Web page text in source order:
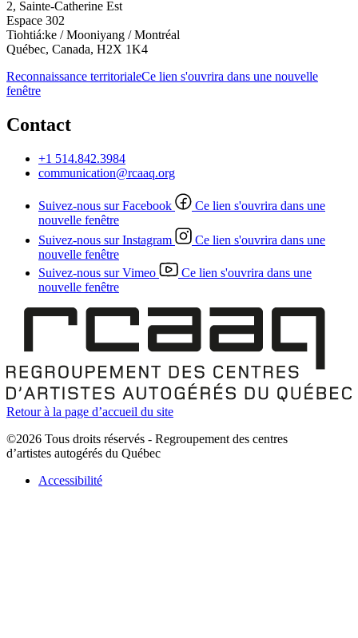
2, Sainte-Catherine Est
Espace 302
Tiohtiá:ke / Mooniyang / Montréal
Québec, Canada, H2X 1K4
Reconnaissance territorialeCe lien s'ouvrira dans une nouvelle
fenêtre
Contact
+1 514.842.3984
communication@rcaaq.org
Suivez-nous sur Facebook
Ce lien s'ouvrira dans une
nouvelle fenêtre
Suivez-nous sur Instagram
Ce lien s'ouvrira dans une
nouvelle fenêtre
Suivez-nous sur Vimeo
Ce lien s'ouvrira dans une
nouvelle fenêtre
Retour à la page d’accueil du site
©2026 Tous droits réservés - Regroupement des centres
d’artistes autogérés du Québec
Accessibilité